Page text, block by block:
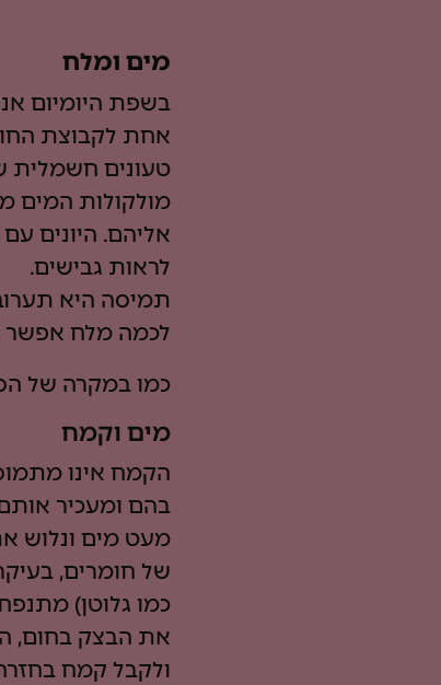
מים ומלח
בשפת היומיום
אחת לקבוצת
טעונים חשמלית
מולקולות המים
אליהם. היונים
לראות גבישים.
תמיסה היא
לכמה מלח אפשר
כמו במקרה של
מים וקמח
הקמח אינו
בהם ומעכיר
מעט מים ונלוש
של חומרים,
כמו גלוטן)
את הבצק בחום,
ולקבל קמח